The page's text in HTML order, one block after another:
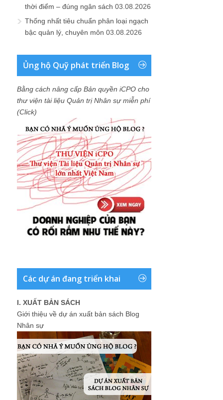
thời điểm – đúng ngân sách 03.08.2026
Thống nhất tiêu chuẩn phân loại ngạch
bậc quản lý, chuyên môn 03.08.2026
Ủng hộ Quỹ phát triển Blog
Bằng cách nâng cấp Bản quyền iCPO cho
thư viện tài liệu Quản trị Nhân sự miễn phí
(Click)
Các dự án đang triển khai
I. XUẤT BẢN SÁCH
Giới thiệu về dự án xuất bản sách Blog
Nhân sự